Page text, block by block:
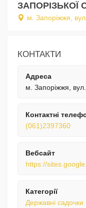
ЗАПОРІЗЬКОЇ
м. Запоріжжя,
КОНТАКТИ
Адреса
м. Запоріжжя,
Контактні
(061)2397360
Вебсайт
https://
Категорії
Державні садочки